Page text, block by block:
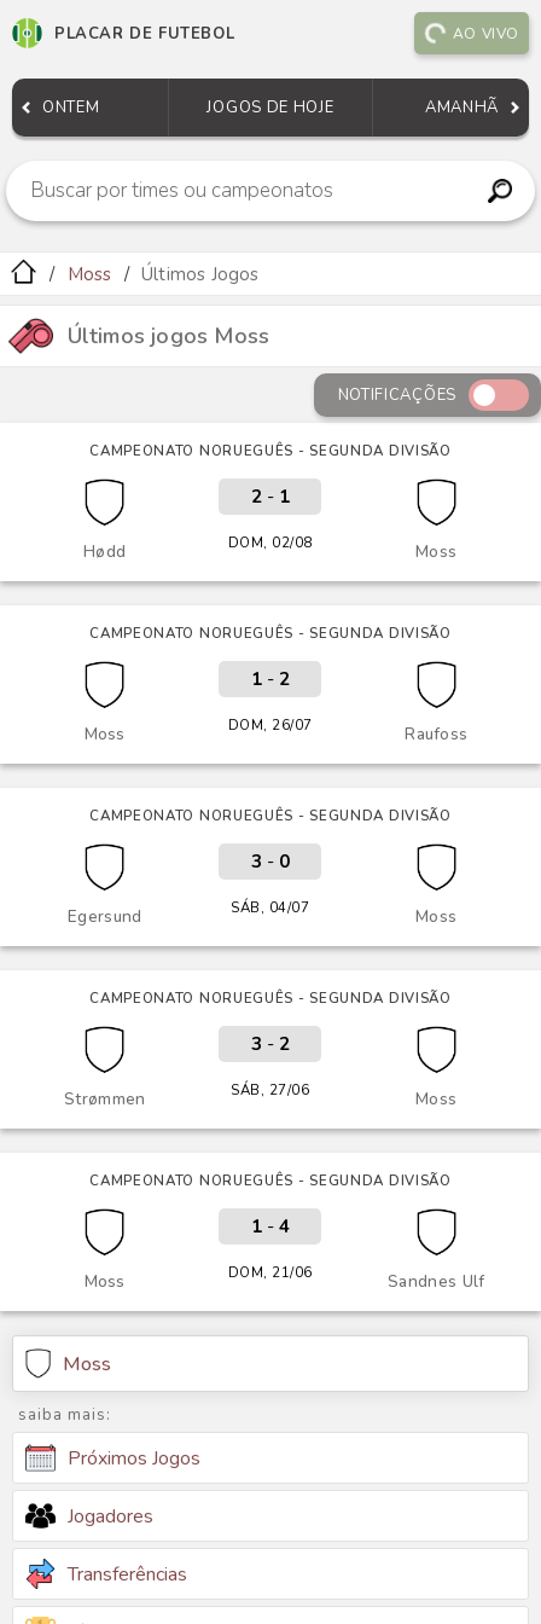
PLACAR DE FUTEBOL AO VIVO
ONTEM JOGOS DE HOJE AMANHÃ
Moss Últimos Jogos
Últimos jogos Moss
NOTIFICAÇÕES
CAMPEONATO NORUEGUÊS - SEGUNDA DIVISÃO
Hødd Moss
2- 1
DOM, 02/08
CAMPEONATO NORUEGUÊS - SEGUNDA DIVISÃO
Moss Raufoss
1- 2
DOM, 26/07
CAMPEONATO NORUEGUÊS - SEGUNDA DIVISÃO
Egersund Moss
3 - 0
SÁB, 04/07
CAMPEONATO NORUEGUÊS - SEGUNDA DIVISÃO
Strømmen Moss
3 - 2
SÁB, 27/06
CAMPEONATO NORUEGUÊS - SEGUNDA DIVISÃO
Moss Sandnes Ulf
1- 4
DOM, 21/06
Moss
saiba mais:
Próximos Jogos
Jogadores
Transferências